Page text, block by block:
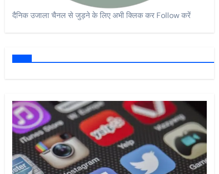
दैनिक उजाला चैनल से जुड़ने के लिए अभी क्लिक कर Follow करें